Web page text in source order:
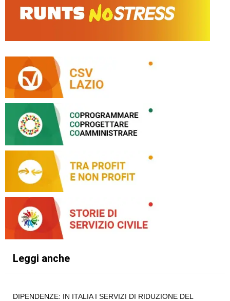
Leggi anche
DIPENDENZE: IN ITALIA I SERVIZI DI RIDUZIONE DEL